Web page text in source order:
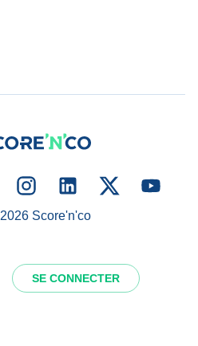
SE CONNECTER
2026Score'n'co